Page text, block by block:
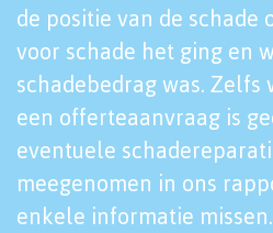
de positie van de schade
voor schade het ging en
schadebedrag was.
een offerteaanvraag is
eventuele
meegenomen in ons
enkele informatie